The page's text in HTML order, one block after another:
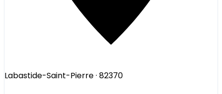
Labastide-Saint-Pierre· 82370